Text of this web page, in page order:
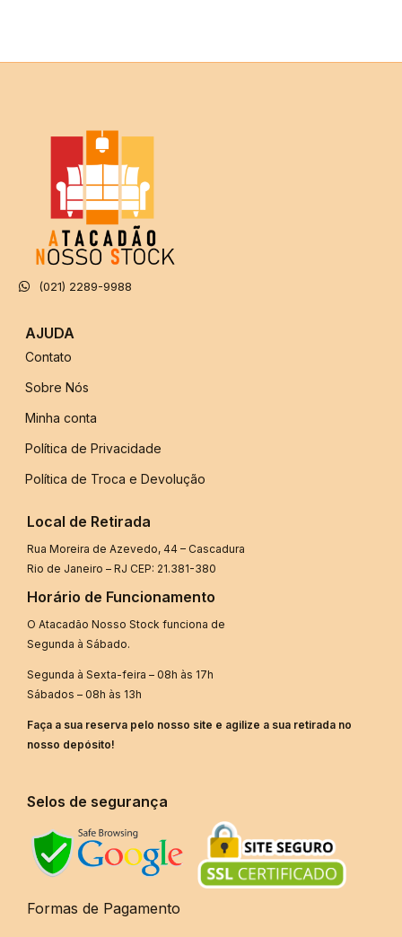
(021) 2289-9988
AJUDA
Contato
Sobre Nós
Minha conta
Política de Privacidade
Política de Troca e Devolução
Local de Retirada
Rua Moreira de Azevedo, 44 – Cascadura
Rio de Janeiro – RJ CEP: 21.381-380
Horário de Funcionamento
O Atacadão Nosso Stock funciona de
Segunda à Sábado.
Segunda à Sexta-feira – 08h às 17h
Sábados – 08h às 13h
Faça a sua reserva pelo nosso site e agilize a sua retirada no
nosso depósito!
Selos de segurança
Formas de Pagamento